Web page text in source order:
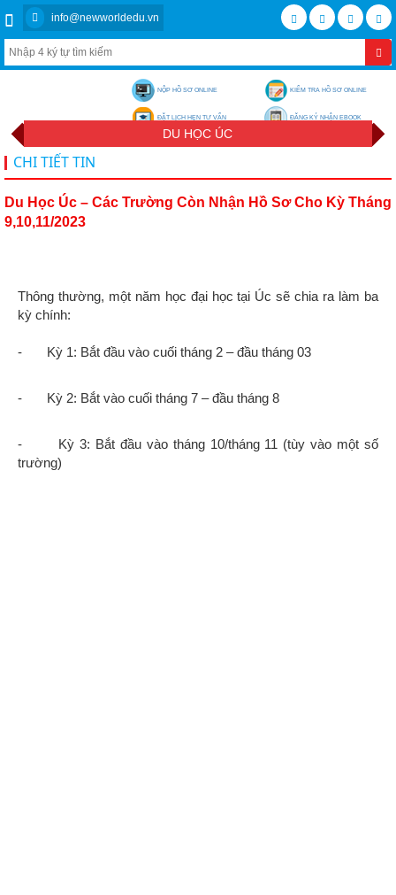
info@newworldedu.vn
NỘP HỒ SƠ ONLINE KIỂM TRA HỒ SƠ ONLINE
ĐẶT LỊCH HẸN TƯ VẤN ĐĂNG KÝ NHẬN EBOOK
DU HỌC ÚC
CHI TIẾT TIN
Du Học Úc – Các Trường Còn Nhận Hồ Sơ Cho Kỳ Tháng
9,10,11/2023
Thông thường, một năm học đại học tại Úc sẽ chia ra làm ba
kỳ chính:
- Kỳ 1: Bắt đầu vào cuối tháng 2 – đầu tháng 03
Kỳ 2: Bắt vào cuối tháng 7 – đầu tháng 8
Kỳ 3: Bắt đầu vào tháng 10/tháng 11 (tùy vào một số
trường)